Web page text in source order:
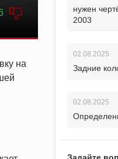
на
нужен
2003
02.08.2025
Задние
02.08.2025